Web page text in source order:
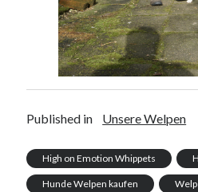
Published in Unsere Welpen
High on Emotion Whippets
Hunde Welpen kaufen